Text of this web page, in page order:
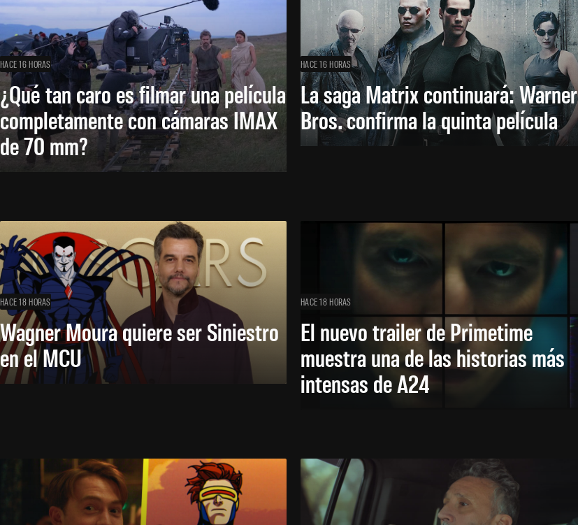
HACE 16 HORAS
¿Qué tan caro es filmar una película
completamente con cámaras IMAX
de 70 mm?
HACE 16 HORAS
La saga Matrix continuará: Warner
Bros. confirma la quinta película
HACE 18 HORAS
Wagner Moura quiere ser Siniestro
en el MCU
HACE 18 HORAS
El nuevo trailer de Primetime
muestra una de las historias más
intensas de A24